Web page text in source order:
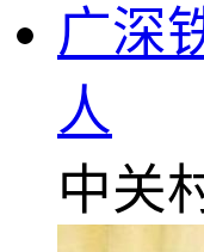
广深
人
中关